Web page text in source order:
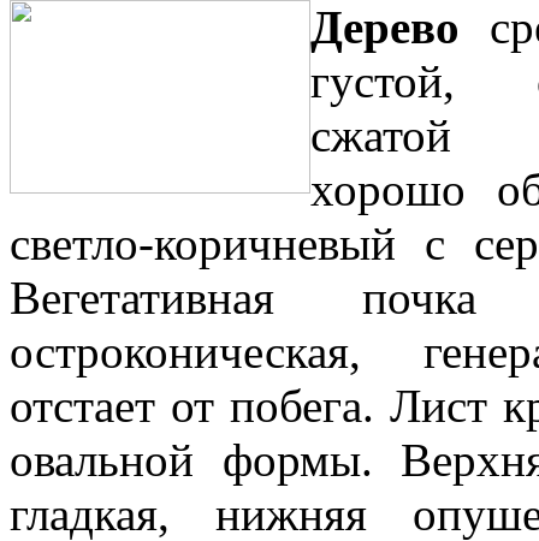
Дерево
густой,
сжатой
хорошо
светло-коричневый с
Вегетативная почка
остроконическая,
отстает от побега. Лист
овальной формы.
гладкая, нижняя